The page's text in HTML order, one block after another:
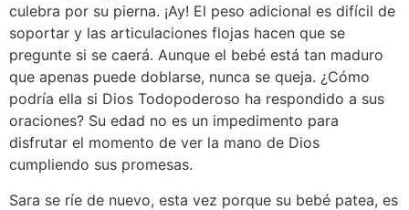
culebra por su pierna. ¡Ay! El peso adicional es difícil de
soportar y las articulaciones flojas hacen que se
pregunte si se caerá. Aunque el bebé está tan maduro
que apenas puede doblarse, nunca se queja. ¿Cómo
podría ella si Dios Todopoderoso ha respondido a sus
oraciones? Su edad no es un impedimento para
disfrutar el momento de ver la mano de Dios
cumpliendo sus promesas.
Sara se ríe de nuevo, esta vez porque su bebé patea, es